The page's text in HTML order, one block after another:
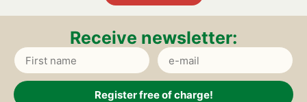
Recei­ve news­let­ter:
Register free of charge!